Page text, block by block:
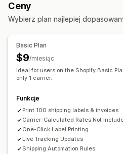
Ubezpieczenie przesyłki
Synchronizacja zamówień
Zarządzanie przesyłkami
Synchronizacja zamówień
Śledzenie w czasie rzeczywistym
Aktualizacje zamówienia
Na podstawie klienta
Na podstawie odległości Na
Łączenie stawek
Niestandardowe powiadomienia
Ceny
Wybierz plan najlepiej
Basic Plan
$9/miesiąc
Ideal for users on the Shopify Basic
only 1 carrier.
Funkcje
Print 100 shipping labels & invoices
Carrier-Calculated Rates Not
One-Click Label Printing
Live Tracking Updates
Shipping Automation Rules